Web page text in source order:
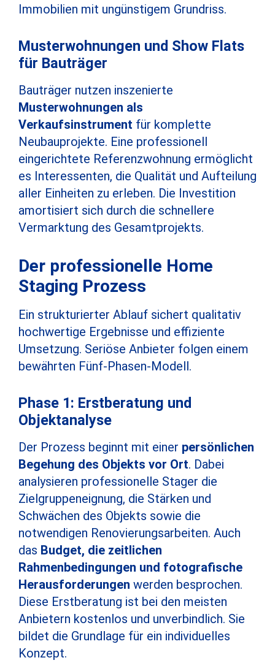
Immobilien mit ungünstigem Grundriss.
Musterwohnungen und Show Flats
für Bauträger
Bauträger nutzen inszenierte
Musterwohnungen als
Verkaufsinstrument für komplette
Neubauprojekte. Eine professionell
eingerichtete Referenzwohnung ermöglicht
es Interessenten, die Qualität und Aufteilung
aller Einheiten zu erleben. Die Investition
amortisiert sich durch die schnellere
Vermarktung des Gesamtprojekts.
Der professionelle Home
Staging Prozess
Ein strukturierter Ablauf sichert qualitativ
hochwertige Ergebnisse und effiziente
Umsetzung. Seriöse Anbieter folgen einem
bewährten Fünf-Phasen-Modell.
Phase 1: Erstberatung und
Objektanalyse
Der Prozess beginnt mit einer persönlichen
Begehung des Objekts vor Ort. Dabei
analysieren professionelle Stager die
Zielgruppeneignung, die Stärken und
Schwächen des Objekts sowie die
notwendigen Renovierungsarbeiten. Auch
das Budget, die zeitlichen
Rahmenbedingungen und fotografische
Herausforderungen werden besprochen.
Diese Erstberatung ist bei den meisten
Anbietern kostenlos und unverbindlich. Sie
bildet die Grundlage für ein individuelles
Konzept.